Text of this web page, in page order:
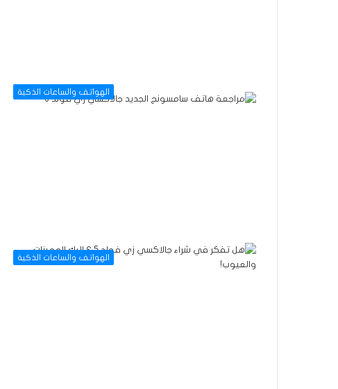
الهواتف والساعات الذكية
الهواتف والساعات الذكية